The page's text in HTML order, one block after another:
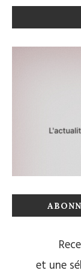
et une